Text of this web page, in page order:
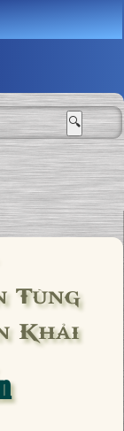
🔍
Tùng
Khải